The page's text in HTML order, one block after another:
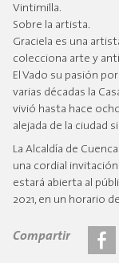
Vintimilla.
Sobre la artista.
Graciela es una
colecciona arte y
El Vado su pasión
varias décadas la
vivió hasta hace
alejada de la ciudad
La Alcaldía de
una cordial
estará abierta al
2021, en un horario
Compartir